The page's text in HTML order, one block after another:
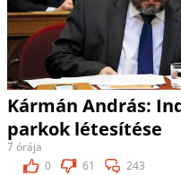
Kármán András:
parkok létesítése
7 órája
0
61 243